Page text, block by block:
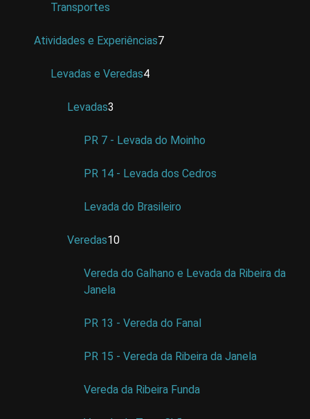
Transportes
Atividades e Experiências7
Levadas e Veredas4
Levadas3
PR 7 - Levada do Moinho
PR 14 - Levada dos Cedros
Levada do Brasileiro
Veredas10
Vereda do Galhano e Levada da Ribeira da
Janela
PR 13 - Vereda do Fanal
PR 15 - Vereda da Ribeira da Janela
Vereda da Ribeira Funda